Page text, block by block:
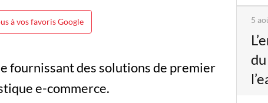
à vos favoris Google
fournissant des solutions de premier
e-commerce.
5